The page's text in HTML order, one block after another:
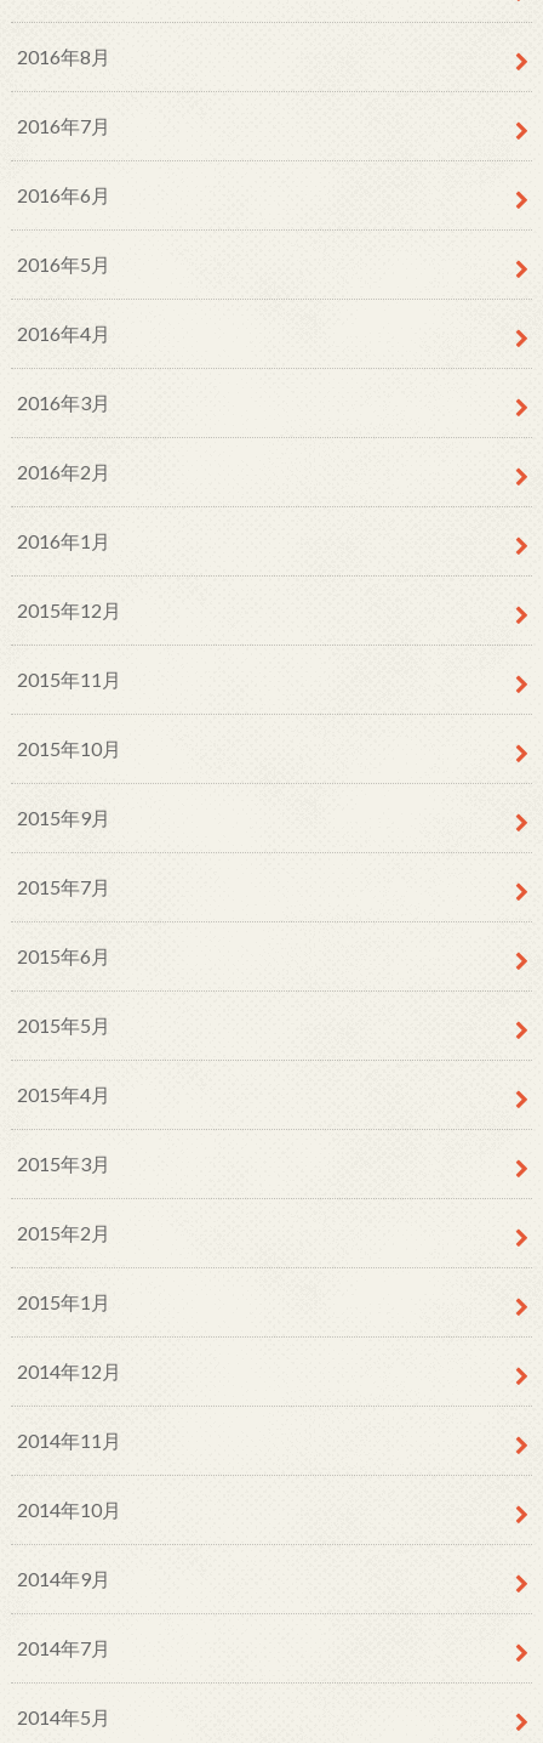
2016年8月
2016年7月
2016年6月
2016年5月
2016年4月
2016年3月
2016年2月
2016年1月
2015年12月
2015年11月
2015年10月
2015年9月
2015年7月
2015年6月
2015年5月
2015年4月
2015年3月
2015年2月
2015年1月
2014年12月
2014年11月
2014年10月
2014年9月
2014年7月
2014年5月